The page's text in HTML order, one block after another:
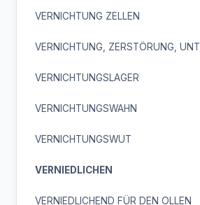
VERNICHTUNG ZELLEN
VERNICHTUNG, ZERSTÖRUNG,
VERNICHTUNGSLAGER
VERNICHTUNGSWAHN
VERNICHTUNGSWUT
VERNIEDLICHEN
VERNIEDLICHEND FÜR DEN OLLEN